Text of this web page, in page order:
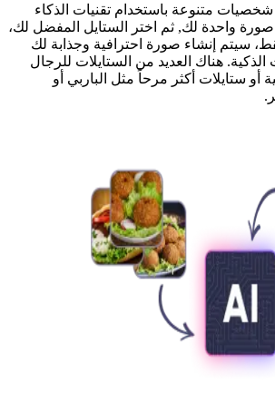
متنوعة باستخدام تقنيات الذكاء
واحدة لك, ثم اختر الستايل المفضل لك،
سيتم إنشاء صورة احترافية وجذابة لك
الذكية. هناك العديد من الستايلات للرجال
أو ستايلات أكثر مرحاً مثل الباربي أو